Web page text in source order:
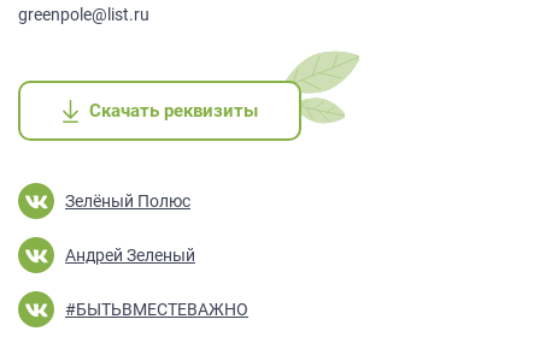
Зелёный Полюс
Андрей Зеленый
#БЫТЬВМЕСТЕВАЖНО
greenpole@list.ru
Скачать реквизиты
Скачать реквизиты
Скачать реквизиты
Скачать реквизиты
Скачать реквизиты